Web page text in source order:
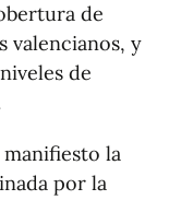
de
valencianos, y
de
la
por la